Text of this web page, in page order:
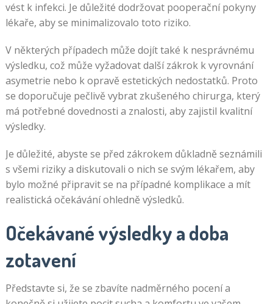
vést k infekci. Je důležité dodržovat pooperační pokyny
lékaře, aby se minimalizovalo toto riziko.
V některých případech může dojít také k nesprávnému
výsledku, což může vyžadovat další zákrok k vyrovnání
asymetrie nebo k opravě estetických nedostatků. Proto
se doporučuje pečlivě vybrat zkušeného chirurga, který
má potřebné dovednosti a znalosti, aby zajistil kvalitní
výsledky.
Je důležité, abyste se před zákrokem důkladně seznámili
s všemi riziky a diskutovali o nich se svým lékařem, aby
bylo možné připravit se na případné komplikace a mít
realistická očekávání ohledně výsledků.
Očekávané výsledky a doba
zotavení
Představte si, že se zbavíte nadměrného pocení a